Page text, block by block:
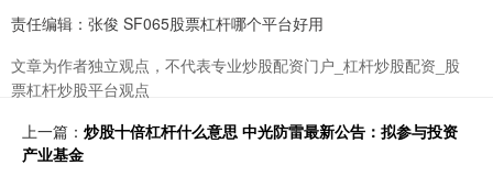
责任编辑：张俊 SF065股票杠杆哪个平台好用
文章为作者独立观点，不代表专业炒股配资门户_杠杆炒股配资_股
票杠杆炒股平台观点
上一篇： 炒股十倍杠杆什么意思 中光防雷最新公告：拟参与投资
产业基金